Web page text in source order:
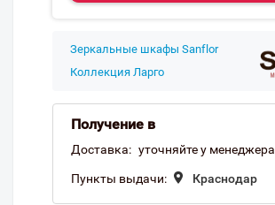
Зеркальные шкафы Sanflor
Коллекция Ларго
Получение в
Доставка: уточняйте у менеджера
Пункты выдачи: Краснодар